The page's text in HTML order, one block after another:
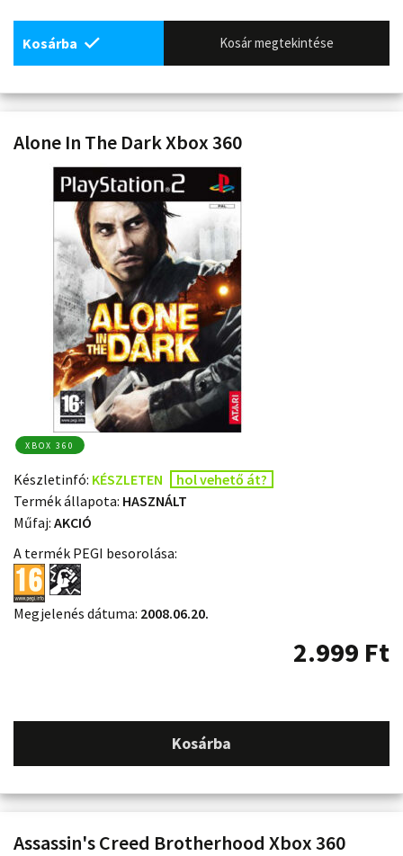
Kosárba Kosár megtekintése
Alone In The Dark Xbox 360
XBOX 360
Készletinfó: KÉSZLETEN
hol vehető át?
Termék állapota: HASZNÁLT
Műfaj: AKCIÓ
A termék PEGI besorolása:
Megjelenés dátuma: 2008.06.20.
2.999 Ft
Kosárba
Assassin's Creed Brotherhood Xbox 360